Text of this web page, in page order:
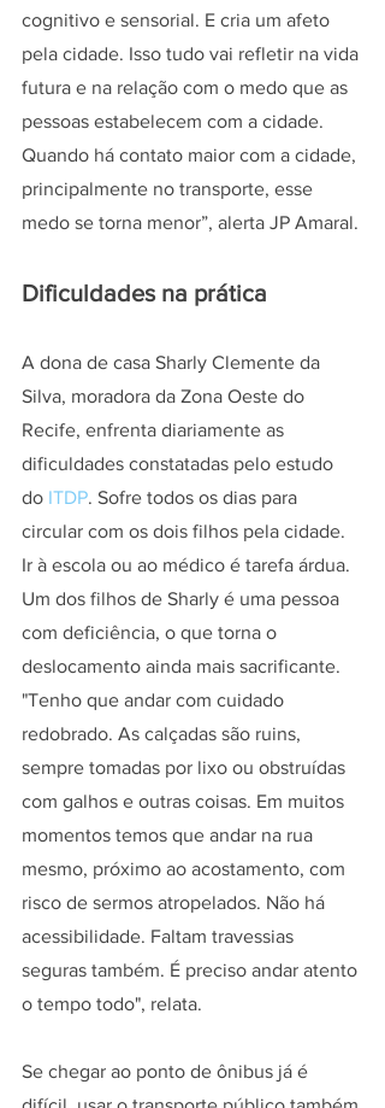
cognitivo e sensorial. E cria um afeto
pela cidade. Isso tudo vai refletir na vida
futura e na relação com o medo que as
pessoas estabelecem com a cidade.
Quando há contato maior com a cidade,
principalmente no transporte, esse
medo se torna menor”, alerta JP Amaral.
Dificuldades na prática
A dona de casa Sharly Clemente da
Silva, moradora da Zona Oeste do
Recife, enfrenta diariamente as
dificuldades constatadas pelo estudo
do ITDP. Sofre todos os dias para
circular com os dois filhos pela cidade.
Ir à escola ou ao médico é tarefa árdua.
Um dos filhos de Sharly é uma pessoa
com deficiência, o que torna o
deslocamento ainda mais sacrificante.
"Tenho que andar com cuidado
redobrado. As calçadas são ruins,
sempre tomadas por lixo ou obstruídas
com galhos e outras coisas. Em muitos
momentos temos que andar na rua
mesmo, próximo ao acostamento, com
risco de sermos atropelados. Não há
acessibilidade. Faltam travessias
seguras também. É preciso andar atento
o tempo todo", relata.
Se chegar ao ponto de ônibus já é